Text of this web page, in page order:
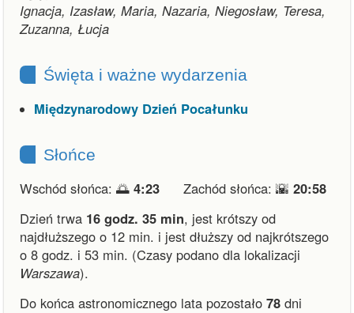
Ignacja, Izasław, Maria, Nazaria, Niegosław, Teresa,
Zuzanna, Łucja
Święta i ważne wydarzenia
Międzynarodowy Dzień Pocałunku
Słońce
Wschód słońca: 🌅 4:23 Zachód słońca: 🌇 20:58
Dzień trwa 16 godz. 35 min, jest krótszy od
najdłuższego o 12 min. i jest dłuższy od najkrótszego
o 8 godz. i 53 min. (Czasy podano dla lokalizacji
Warszawa).
Do końca astronomicznego lata pozostało 78 dni